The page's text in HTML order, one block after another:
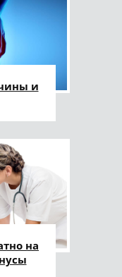
и
на